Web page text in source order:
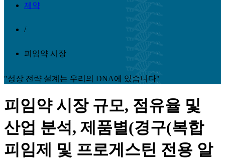
제약
/
피임약 시장
"성장 전략 설계는 우리의 DNA에 있습니다"
피임약 시장 규모, 점유율 및
산업 분석, 제품별(경구(복합
피임제 및 프로게스틴 전용 알